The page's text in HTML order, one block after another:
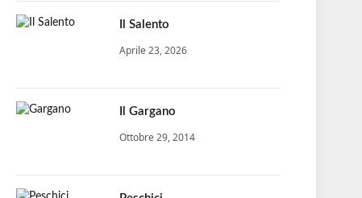
Il Salento
Aprile 23, 2026
Il Gargano
Ottobre 29, 2014